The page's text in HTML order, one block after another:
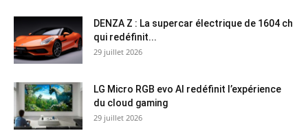
DENZA Z : La supercar électrique de 1604 ch
qui redéfinit...
29 juillet 2026
LG Micro RGB evo AI redéfinit l’expérience
du cloud gaming
29 juillet 2026